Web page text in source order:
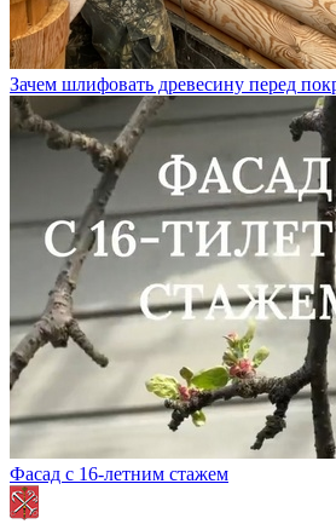
Зачем шлифовать древесину перед
Фасад с 16-летним стажем